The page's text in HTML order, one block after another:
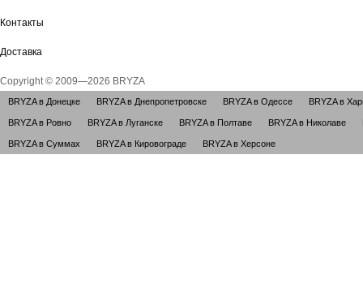
Контакты
Доставка
Copyright © 2009—2026 BRYZA
BRYZA в Донецке BRYZA в Днепропетровске BRYZA в Одессе BRYZA в
BRYZA в Ровно BRYZA в Луганске BRYZA в Полтаве BRYZA в Николаве
BRYZA в Суммах BRYZA в Кировограде BRYZA в Херсоне